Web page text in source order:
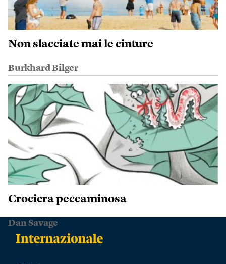
Non slacciate mai le cinture
Burkhard Bilger
Crociera peccaminosa
Dan Savage